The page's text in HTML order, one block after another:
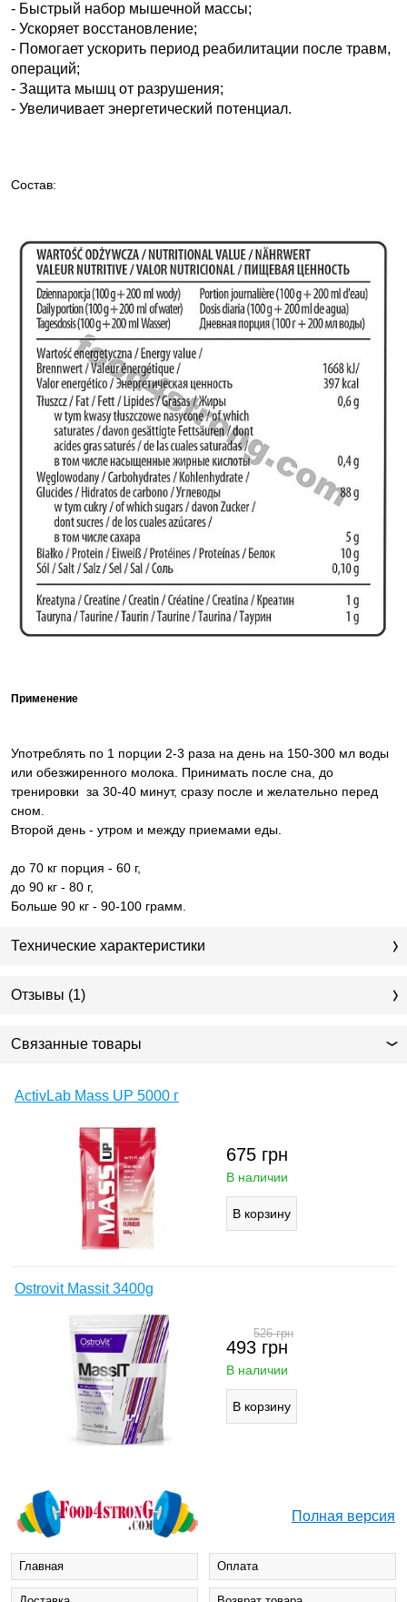
- Быстрый набор мышечной массы;
- Ускоряет восстановление;
- Помогает ускорить период реабилитации после травм,
операций;
- Защита мышц от разрушения;
- Увеличивает энергетический потенциал.
Состав:
Применение
Употреблять по 1 порции 2-3 раза на день на 150-300 мл воды
или обезжиренного молока. Принимать после сна, до
тренировки за 30-40 минут, сразу после и желательно перед
сном.
Второй день - утром и между приемами еды.
до 70 кг порция - 60 г,
до 90 кг - 80 г,
Больше 90 кг - 90-100 грамм.
Технические характеристики
Отзывы (1)
Связанные товары
ActivLab Mass UP 5000 г
675 грн
В наличии
Ostrovit Massit 3400g
493 грн
526грн
В наличии
Полная версия
Главная Оплата